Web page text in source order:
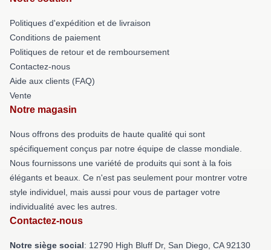
Politiques d'expédition et de livraison
Conditions de paiement
Politiques de retour et de remboursement
Contactez-nous
Aide aux clients (FAQ)
Vente
Notre magasin
Nous offrons des produits de haute qualité qui sont
spécifiquement conçus par notre équipe de classe mondiale.
Nous fournissons une variété de produits qui sont à la fois
élégants et beaux. Ce n'est pas seulement pour montrer votre
style individuel, mais aussi pour vous de partager votre
individualité avec les autres.
Contactez-nous
Notre siège social: 12790 High Bluff Dr, San Diego, CA 92130